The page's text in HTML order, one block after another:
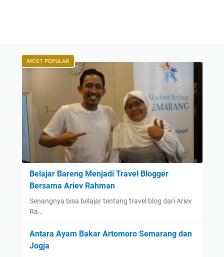
MOST POPULAR
Belajar Bareng Menjadi Travel Blogger
Bersama Ariev Rahman
Senangnya bisa belajar tentang travel blog dari Ariev
Ra…
Antara Ayam Bakar Artomoro Semarang dan
Jogja